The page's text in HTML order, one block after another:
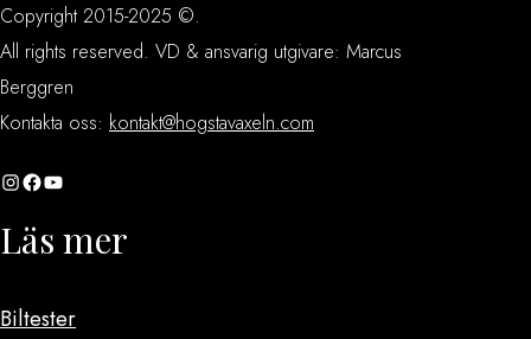
Copyright 2015-2025 ©.
All rights reserved. VD & ansvarig utgivare: Marcus
Berggren
Kontakta oss: kontakt@hogstavaxeln.com
InstagramFacebook YouTube
Läs mer
Biltester